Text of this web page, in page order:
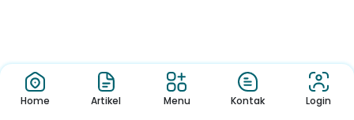
Home Artikel Menu Kontak Login